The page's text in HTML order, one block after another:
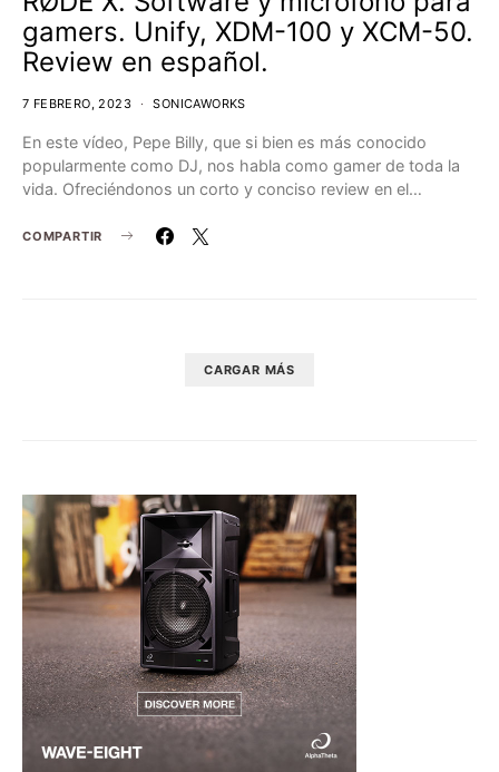
gamers. Unify, XDM-100 y XCM-50.
Review en español.
7 FEBRERO, 2023 SONICAWORKS
En este vídeo, Pepe Billy, que si bien es más conocido
popularmente como DJ, nos habla como gamer de toda la
vida. Ofreciéndonos un corto y conciso review en el…
COMPARTIR
CARGAR MÁS